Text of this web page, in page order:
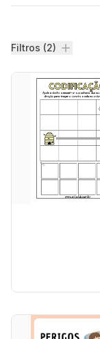
Filtros
Filtros (2)